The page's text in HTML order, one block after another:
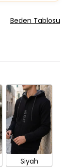
Beden Tablosu
Siyah